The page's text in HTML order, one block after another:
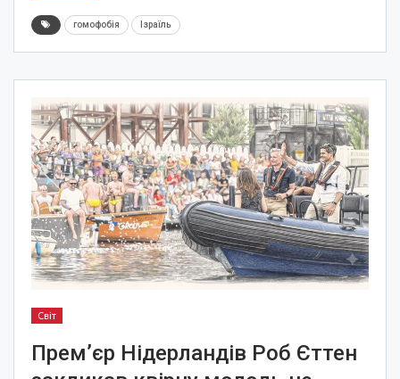
гомофобія Ізраїль
Світ
Прем’єр Нідерландів Роб Єттен